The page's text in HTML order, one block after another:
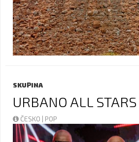
SKUPINA
URBANO ALL STARS
ČESKO | POP